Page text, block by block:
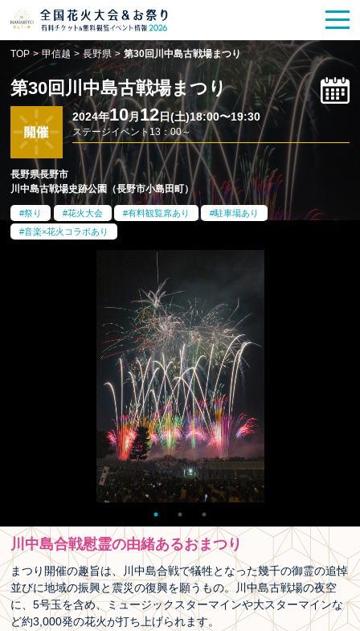
花火大会
HANABITO の道
有料観覧席 販売一覧
ポスター一覧
SPICEレポート記事
TOP > 甲信越 > 長野県 > 第30回川中島古戦場まつり
第30回川中島古戦場まつり
2024年10月 12日(土)18:00〜19:30
ステージイベント13：00～
長野県長野市
川中島古戦場史跡公園（長野市小島田町）
祭り 花火大会 有料観覧席あり
駐車場あり
音楽×花火コラボあり
川中島合戦慰霊の由緒あるおまつり
まつり開催の趣旨は、川中島合戦で犠牲となった幾千の御霊の追悼
並びに地域の振興と震災の復興を願うもの。川中島古戦場の夜空
に、5号玉を含め、ミュージックスターマインや大スターマインな
ど約3,000発の花火が打ち上げられます。